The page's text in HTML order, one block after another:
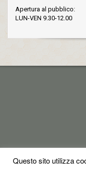
Apertura al pubblico:
LUN-VEN 9.30-12.00
Questo sito utilizza